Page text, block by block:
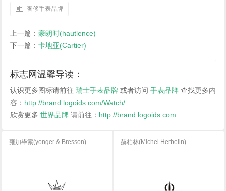
奢侈手表品牌
上一篇： 豪朗时(hautlence)
下一篇： 卡地亚(Cartier)
标志网温馨导读：
认识更多图标请前往 瑞士手表品牌 或者访问 手表品牌 查找更多内
容： http://brand.logoids.com/Watch/
欣赏更多 世界品牌 请前往： http://brand.logoids.com
雍加毕索(yonger & Bresson) 赫柏林(Michel Herbelin)